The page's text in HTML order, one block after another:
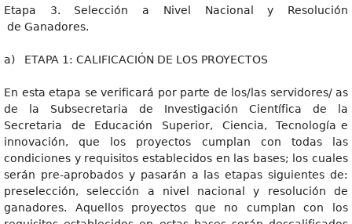
Etapa 3. Selección a Nivel Nacional y Resolución
de Ganadores.
a) ETAPA 1: CALIFICACIÓN DE LOS PROYECTOS
En esta etapa se verificará por parte de los/las servidores/ as
de la Subsecretaria de Investigación Científica de la
Secretaria de Educación Superior, Ciencia, Tecnología e
innovación, que los proyectos cumplan con todas las
condiciones y requisitos establecidos en las bases; los cuales
serán pre-aprobados y pasarán a las etapas siguientes de:
preselección, selección a nivel nacional y resolución de
ganadores. Aquellos proyectos que no cumplan con los